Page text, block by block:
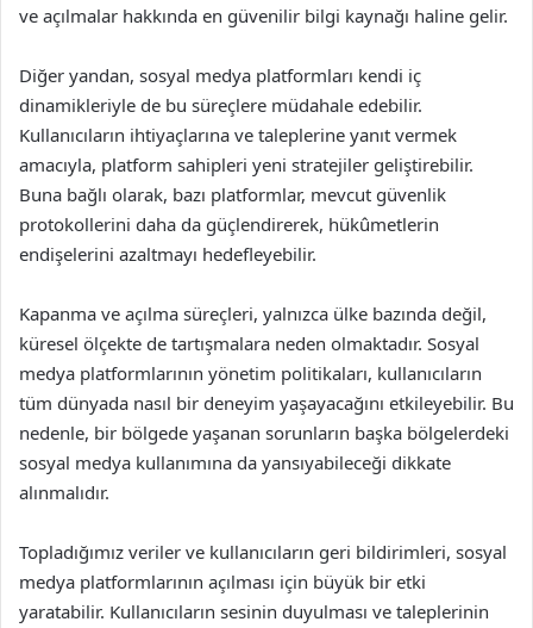
ve açılmalar hakkında en güvenilir bilgi kaynağı haline gelir.
Diğer yandan, sosyal medya platformları kendi iç
dinamikleriyle de bu süreçlere müdahale edebilir.
Kullanıcıların ihtiyaçlarına ve taleplerine yanıt vermek
amacıyla, platform sahipleri yeni stratejiler geliştirebilir.
Buna bağlı olarak, bazı platformlar, mevcut güvenlik
protokollerini daha da güçlendirerek, hükûmetlerin
endişelerini azaltmayı hedefleyebilir.
Kapanma ve açılma süreçleri, yalnızca ülke bazında değil,
küresel ölçekte de tartışmalara neden olmaktadır. Sosyal
medya platformlarının yönetim politikaları, kullanıcıların
tüm dünyada nasıl bir deneyim yaşayacağını etkileyebilir. Bu
nedenle, bir bölgede yaşanan sorunların başka bölgelerdeki
sosyal medya kullanımına da yansıyabileceği dikkate
alınmalıdır.
Topladığımız veriler ve kullanıcıların geri bildirimleri, sosyal
medya platformlarının açılması için büyük bir etki
yaratabilir. Kullanıcıların sesinin duyulması ve taleplerinin